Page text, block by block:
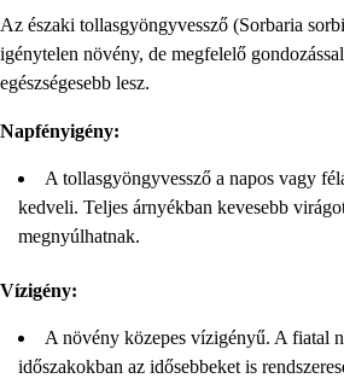
Az északi tollasgyöngyvessző (Sorbaria
igénytelen növény, de megfelelő
egészségesebb lesz.
Napfényigény:
A tollasgyöngyvessző a napos vagy
kedveli. Teljes árnyékban kevesebb
megnyúlhatnak.
Vízigény:
A növény közepes vízigényű. A fiatal
időszakokban az idősebbeket is